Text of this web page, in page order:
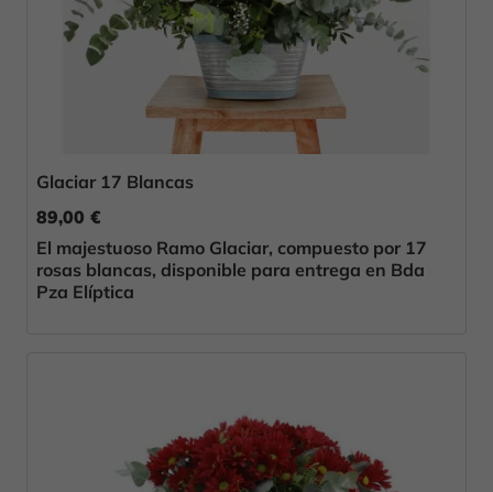
Glaciar 17 Blancas
89,00 €
El majestuoso Ramo Glaciar, compuesto por 17
rosas blancas, disponible para entrega en Bda
Pza Elíptica